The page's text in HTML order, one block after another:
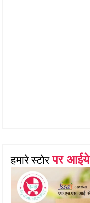
हमारे स्टोरपर आईये